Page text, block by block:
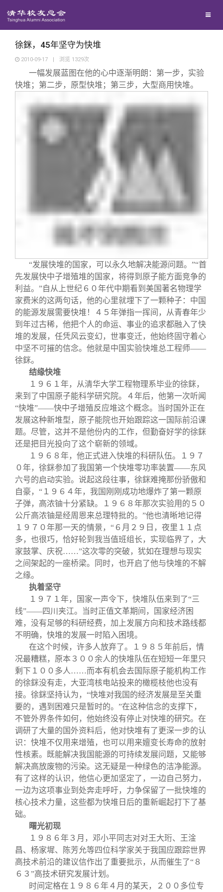
西南联大校友会
义工计划
新媒体平台
青春风采
校友文苑
校友讲坛
校友视界
终身学习
信息化服务
实用信息
校友总会
总会简介
总会章程
理事会名单
制度法规
关闭
徐銤，45年坚守为快堆
2010-09-17 | 浏览 1329次
一幅发展蓝图在他的心中逐渐明朗：第一步，实验
快堆；第二步，原型快堆；第三步，大型商用快堆。
“发展快堆的国家，可以永久地解决能源问题。”“首
先发展快中子增殖堆的国家，将得到原子能方面竞争的
利益。”自从上世纪６０年代中期看到美国著名物理学
家费米的这两句话，他的心里就埋下了一颗种子：中国
的能源发展需要快堆！４５年弹指一挥间，从青春年少
到年过古稀，他把个人的命运、事业的追求都融入了快
堆的发展，任凭风云变幻，世事变迁，他始终固守着心
中坚不可摧的信念。他就是中国实验快堆总工程师——
徐銤。
结缘快堆
１９６１年，从清华大学工程物理系毕业的徐銤，
来到了中国原子能科学研究院。４年后，他第一次听闻
“快堆”——快中子增殖反应堆这个概念。当时国外正在
发展这种新堆型，原子能院也开始跟踪这一国际前沿课
题。尽管，这并不是他份内的工作，但勤奋好学的徐銤
还是把目光投向了这个崭新的领域。
１９６８年，他正式进入快堆的科研队伍。１９７
０年，徐銤参加了我国第一个快堆零功率装置——东风
六号的启动实验。说起这段往事，徐銤难掩那份骄傲和
自豪，“１９６４年，我国刚刚成功地爆炸了第一颗原
子弹，高浓铀十分紧缺。１９６８年那次实验用的５０
公斤高浓铀是经周恩来总理特批的。”他也清晰地记得
１９７０年那一天的情景，“６月２９日，夜里１１点
多，也很巧，恰好轮到我当值班组长，实现临界了，大
家鼓掌、庆祝……”这次零的突破，犹如在理想与现实
之间架起的一座桥梁。同时，也开启了他与快堆的不解
之缘。
执着坚守
１９７１年，国家一声令下，快堆队伍来到了“三
线”——四川夹江。当时正值文革期间，国家经济困
难，没有足够的科研经费，加上发展方向和技术路线都
不明确，快堆的发展一时陷入困境。
在这个时候，许多人放弃了。１９８５年前后，情
况最糟糕，原本３００余人的快堆队伍在短短一年里只
剩下１００多人……而本有机会去国际原子能机构工作
的徐銤没有走，大亚湾核电站投来的橄榄枝他也没有
接。徐銤坚持认为，“快堆对我国的经济发展是至关重
要的，遇到困难只是暂时的。”在这种信念的支撑下，
不管外界条件如何，他始终没有停止对快堆的研究。在
调研了大量的国外资料后，他对快堆有了更深一步的认
识：快堆不仅用来增殖，也可以用来嬗变长寿命的放射
性核素。既能解决我国能源的可持续发展问题，又能够
解决高放废物的污染。这无疑是一种绿色的洁净能源。
有了这样的认识，他信心更加坚定了，一边自己努力，
一边为这项事业到处奔走呼吁，力争保留了一批快堆的
核心技术力量，这些都为快堆日后的重新崛起打下了基
础。
曙光初现
１９８６年３月，邓小平同志对对王大珩、王淦
昌、杨家墀、陈芳允等四位科学家关于我国应跟踪世界
高技术前沿的建议信作出了重要批示，从而催生了“８
６３”高技术研究发展计划。
时间定格在１９８６年４月的某天，２００多位专